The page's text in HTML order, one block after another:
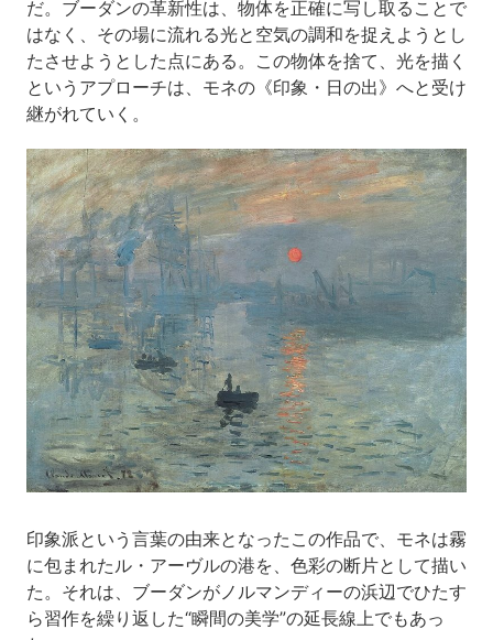
だ。ブーダンの革新性は、物体を正確に写し取ることで
はなく、その場に流れる光と空気の調和を捉えようとし
たさせようとした点にある。この物体を捨て、光を描く
というアプローチは、モネの《印象・日の出》へと受け
継がれていく。
印象派という言葉の由来となったこの作品で、モネは霧
に包まれたル・アーヴルの港を、色彩の断片として描い
た。それは、ブーダンがノルマンディーの浜辺でひたす
ら習作を繰り返した“瞬間の美学”の延長線上でもあっ